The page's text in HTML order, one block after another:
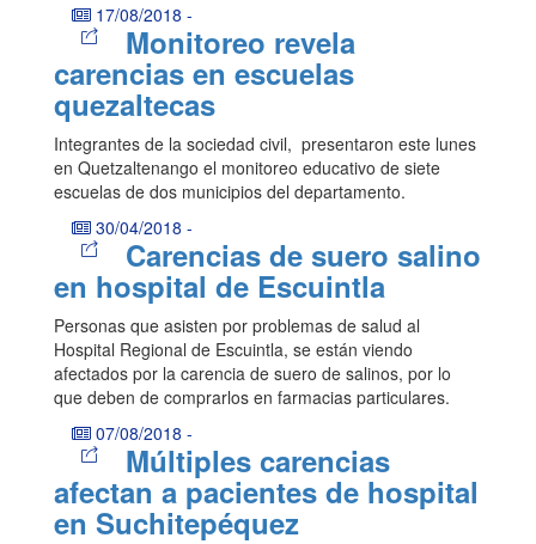
17/08/2018 -
Monitoreo revela
carencias en escuelas
quezaltecas
Integrantes de la sociedad civil, presentaron este lunes
en Quetzaltenango el monitoreo educativo de siete
escuelas de dos municipios del departamento.
30/04/2018 -
Carencias de suero salino
en hospital de Escuintla
Personas que asisten por problemas de salud al
Hospital Regional de Escuintla, se están viendo
afectados por la carencia de suero de salinos, por lo
que deben de comprarlos en farmacias particulares.
07/08/2018 -
Múltiples carencias
afectan a pacientes de hospital
en Suchitepéquez